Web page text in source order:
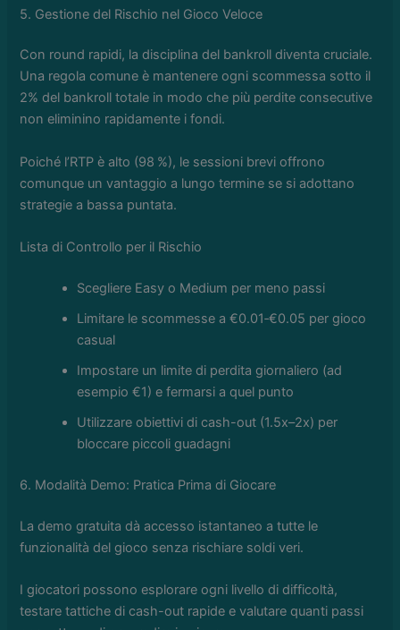
5. Gestione del Rischio nel Gioco Veloce
Con round rapidi, la disciplina del bankroll diventa cruciale.
Una regola comune è mantenere ogni scommessa sotto il
2% del bankroll totale in modo che più perdite consecutive
non eliminino rapidamente i fondi.
Poiché l’RTP è alto (98 %), le sessioni brevi offrono
comunque un vantaggio a lungo termine se si adottano
strategie a bassa puntata.
Lista di Controllo per il Rischio
Scegliere Easy o Medium per meno passi
Limitare le scommesse a €0.01‑€0.05 per gioco
casual
Impostare un limite di perdita giornaliero (ad
esempio €1) e fermarsi a quel punto
Utilizzare obiettivi di cash-out (1.5x–2x) per
bloccare piccoli guadagni
6. Modalità Demo: Pratica Prima di Giocare
La demo gratuita dà accesso istantaneo a tutte le
funzionalità del gioco senza rischiare soldi veri.
I giocatori possono esplorare ogni livello di difficoltà,
testare tattiche di cash-out rapide e valutare quanti passi